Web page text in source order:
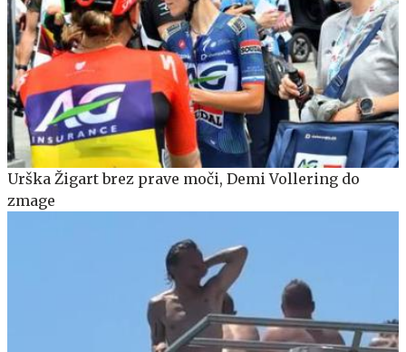
Urška Žigart brez prave moči, Demi Vollering do
zmage